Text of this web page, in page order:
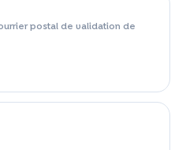
postal de validation de